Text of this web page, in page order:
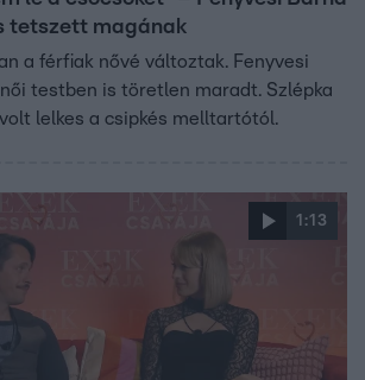
tetszett magának
a férfiak nővé változtak. Fenyvesi
testben is töretlen maradt. Szlépka
lelkes a csipkés melltartótól.
1:13